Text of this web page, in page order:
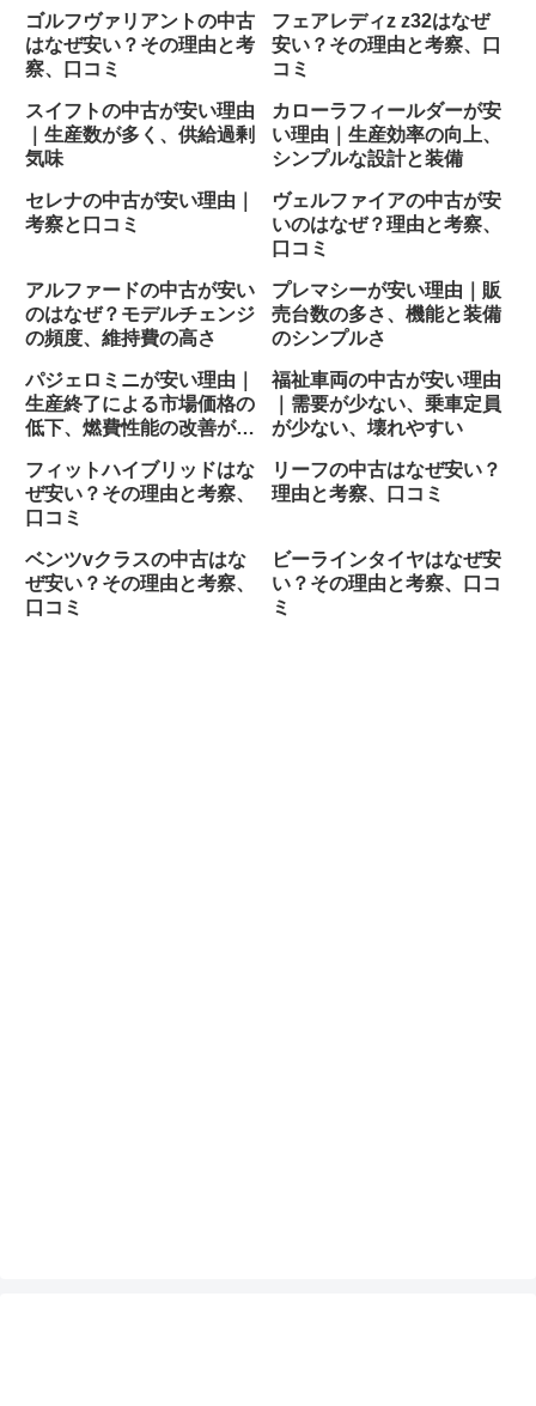
ゴルフヴァリアントの中古
はなぜ安い？その理由と考
察、口コミ
フェアレディz z32はなぜ
安い？その理由と考察、口
コミ
スイフトの中古が安い理由
｜生産数が多く、供給過剰
気味
カローラフィールダーが安
い理由｜生産効率の向上、
シンプルな設計と装備
セレナの中古が安い理由｜
考察と口コミ
ヴェルファイアの中古が安
いのはなぜ？理由と考察、
口コミ
アルファードの中古が安い
のはなぜ？モデルチェンジ
の頻度、維持費の高さ
プレマシーが安い理由｜販
売台数の多さ、機能と装備
のシンプルさ
パジェロミニが安い理由｜
生産終了による市場価格の
低下、燃費性能の改善が少
福祉車両の中古が安い理由
｜需要が少ない、乗車定員
が少ない、壊れやすい
フィットハイブリッドはな
ぜ安い？その理由と考察、
口コミ
リーフの中古はなぜ安い？
理由と考察、口コミ
ベンツvクラスの中古はな
ぜ安い？その理由と考察、
口コミ
ビーラインタイヤはなぜ安
い？その理由と考察、口コ
ミ